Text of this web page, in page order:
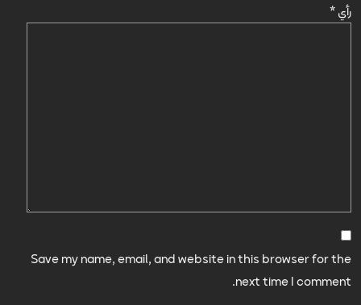
رأي*
Save my name, email, and website in this browser for the
next time I comment.